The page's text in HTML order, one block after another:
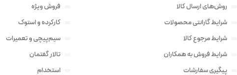
روش‌های ارسال کالا
شرایط گارانتی محصولات
شرایط مرجوع کالا
شرایط فروش به همکاران
پیگیری سفارشات
فروش ویژه
کارکرده و استوک
سیم‌پیچی و تعمیرات
تالار گفتمان
استخدام